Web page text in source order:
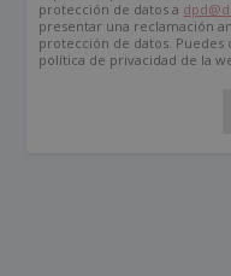
protección de datos a
presentar una reclamación
protección de datos.
política de privacidad de la